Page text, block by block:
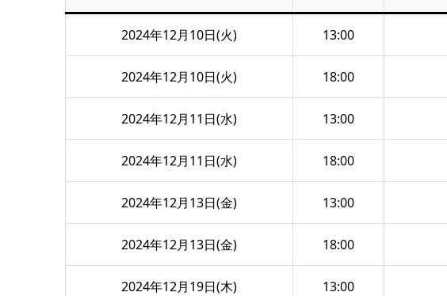
2024年12月10日(火) 13:00
2024年12月10日(火) 18:00
2024年12月11日(水) 13:00
2024年12月11日(水) 18:00
2024年12月13日(金) 13:00
2024年12月13日(金) 18:00
2024年12月19日(木) 13:00